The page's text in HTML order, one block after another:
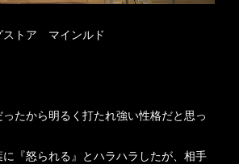
ストア マインルド
ったから明るく打たれ強い性格だと思っ
に『怒られる』とハラハラしたが、相手